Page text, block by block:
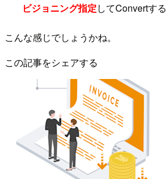
ビジョニング指定してConvertする
こんな感じでしょうかね。
この記事をシェアする